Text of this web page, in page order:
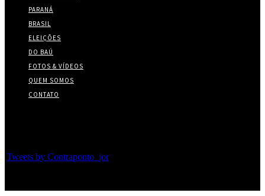
PARANÁ
BRASIL
ELEIÇÕES
DO BAÚ
FOTOS & VÍDEOS
QUEM SOMOS
CONTATO
Tweets by Contraponto_jor